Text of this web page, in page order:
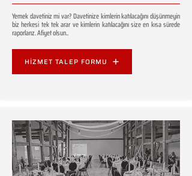
Yemek davetiniz mi var? Davetinize kimlerin katılacağını düşünmeyin
biz herkesi tek tek arar ve kimlerin katılacağını size en kısa sürede
raporlarız. Afiyet olsun..
HİZMET TALEP FORMU